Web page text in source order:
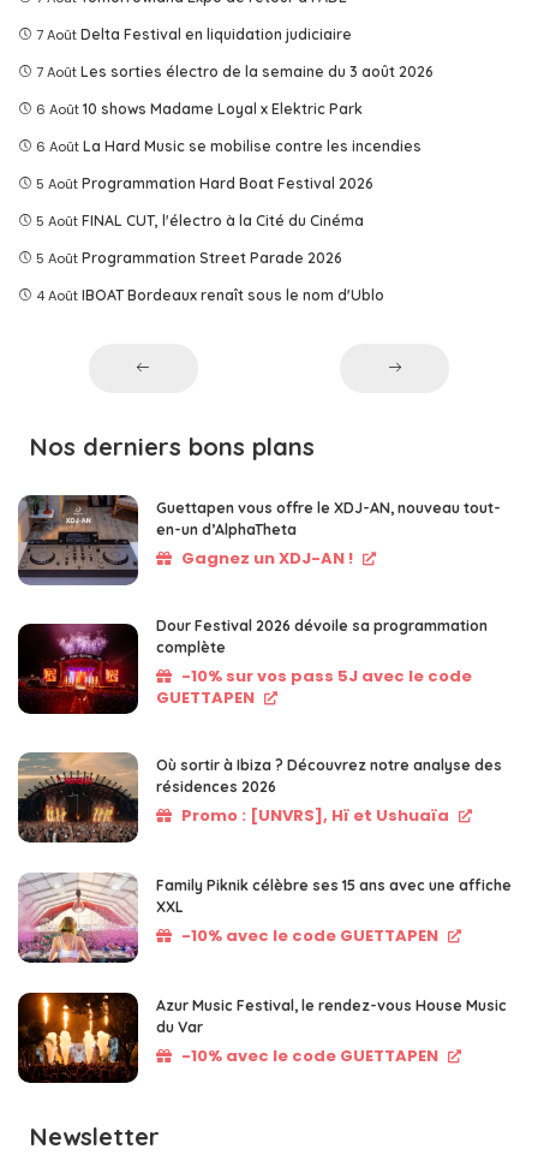
7 Août Delta Festival en liquidation judiciaire
7 Août Les sorties électro de la semaine du 3 août 2026
6 Août 10 shows Madame Loyal x Elektric Park
6 Août La Hard Music se mobilise contre les incendies
5 Août Programmation Hard Boat Festival 2026
5 Août FINAL CUT, l'électro à la Cité du Cinéma
5 Août Programmation Street Parade 2026
4 Août IBOAT Bordeaux renaît sous le nom d'Ublo
Nos derniers bons plans
Guettapen vous offre le XDJ-AN, nouveau tout-
en-un d’AlphaTheta
Gagnez un XDJ-AN !
Dour Festival 2026 dévoile sa programmation
complète
-10% sur vos pass 5J avec le code
GUETTAPEN
Où sortir à Ibiza ? Découvrez notre analyse des
résidences 2026
Promo : [UNVRS], Hï et Ushuaïa
Family Piknik célèbre ses 15 ans avec une affiche
XXL
-10% avec le code GUETTAPEN
Azur Music Festival, le rendez-vous House Music
du Var
-10% avec le code GUETTAPEN
Newsletter